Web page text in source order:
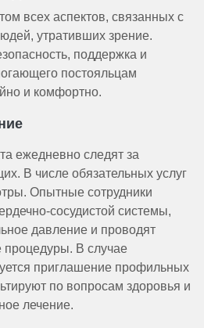
всех аспектов, связанных с
утративших зрение.
поддержка и
постояльцам
и комфортно.
ежедневно следят за
В числе обязательных услуг
Опытные сотрудники
сосудистой системы,
давление и проводят
процедуры. В случае
приглашение профильных
по вопросам здоровья и
лечение.